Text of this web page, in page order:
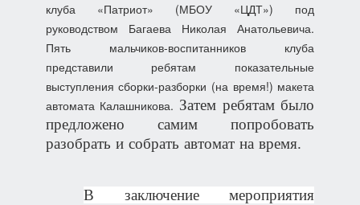
клуба «Патриот» (МБОУ «ЦДТ») под
руководством Багаева Николая Анатольевича.
Пять мальчиков-воспитанников клуба
представили ребятам показательные
выступления сборки-разборки (на время!) макета
автомата Калашникова. Затем ребятам было
предложено самим попробовать
разобрать и собрать автомат на время.
В заключение мероприятия